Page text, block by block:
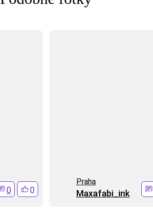
0 0
Praha
Maxafabi_ink